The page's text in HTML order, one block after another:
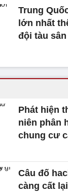
Trung
lớn nhất
đội tàu
Phát hiện
niên phân
chung cư
Câu đố
càng cất